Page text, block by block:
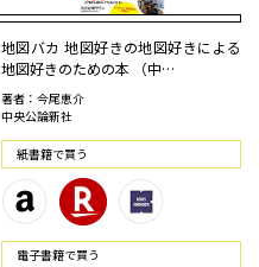
地図バカ 地図好きの地図好きによる
地図好きのための本 （中…
著者：今尾恵介
中央公論新社
紙書籍で買う
電⼦書籍で買う